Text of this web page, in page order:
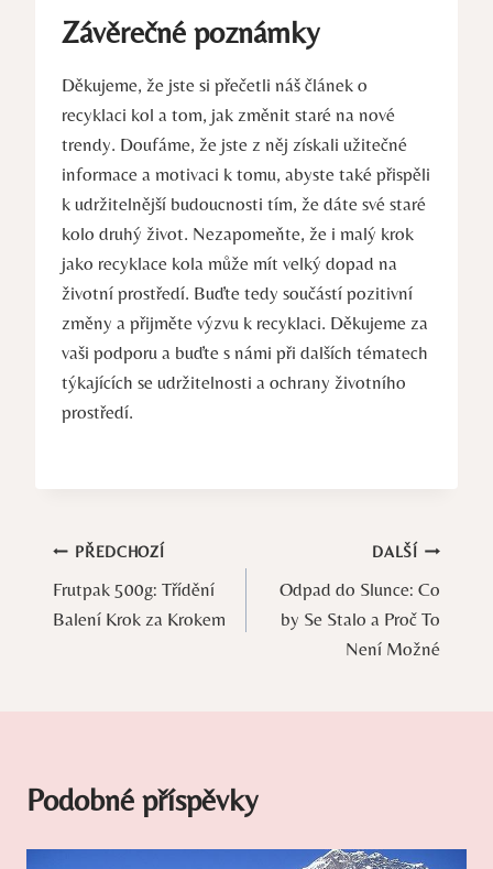
Závěrečné poznámky
Děkujeme, že jste si přečetli náš článek o
recyklaci kol a tom, jak změnit staré na nové
trendy. Doufáme, že jste z něj získali užitečné
informace a motivaci k tomu, abyste také přispěli
k udržitelnější budoucnosti tím, že dáte své staré
kolo druhý život. Nezapomeňte, že i malý krok
jako recyklace kola může mít velký dopad na
životní prostředí. Buďte tedy součástí pozitivní
změny a přijměte výzvu k recyklaci. Děkujeme za
vaši podporu a buďte s námi při dalších tématech
týkajících se udržitelnosti a ochrany životního
prostředí.
Navigace
pro
PŘEDCHOZÍ
Frutpak 500g: Třídění
Balení Krok za Krokem
DALŠÍ
Odpad do Slunce: Co
by Se Stalo a Proč To
Není Možné
Podobné příspěvky